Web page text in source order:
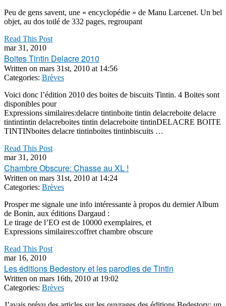
Peu de gens savent, une « encyclopédie » de Manu Larcenet. Un bel
objet, au dos toilé de 332 pages, regroupant
Read This Post
mar 31, 2010
Boites Tintin Delacre 2010
Written on mars 31st, 2010 at 14:56
Categories: Brèves
Voici donc l’édition 2010 des boites de biscuits Tintin. 4 Boites sont
disponibles pour
Expressions similaires:delacre tintinboite tintin delacreboite delacre
tintintintin delacreboites tintin delacreboite tintinDELACRE BOITE
TINTINboites delacre tintinboites tintinbiscuits …
Read This Post
mar 31, 2010
Chambre Obscure: Chasse au XL !
Written on mars 31st, 2010 at 14:24
Categories: Brèves
Prosper me signale une info intéressante à propos du dernier Album
de Bonin, aux éditions Dargaud :
Le tirage de l’EO est de 10000 exemplaires, et
Expressions similaires:coffret chambre obscure
Read This Post
mar 16, 2010
Les éditions Bedestory et les parodies de Tintin
Written on mars 16th, 2010 at 19:02
Categories: Brèves